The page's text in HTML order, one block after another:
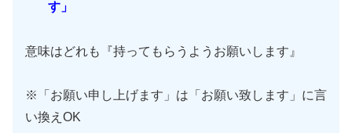
す」
意味はどれも『持ってもらうようお願いします』
※「お願い申し上げます」は「お願い致します」に言
い換えOK